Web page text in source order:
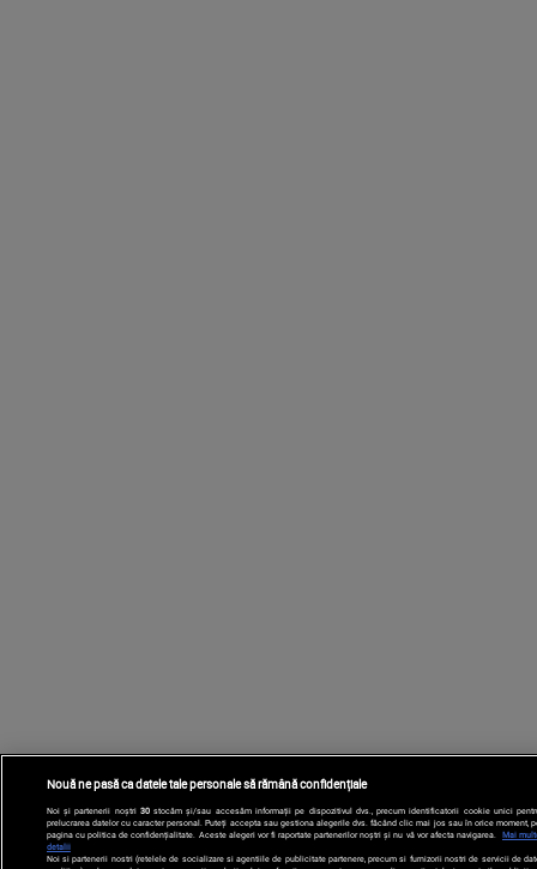
Nouă ne pasă ca datele tale personale să rămână confidențiale
Noi și partenerii noștri 30stocăm și/sau accesăm informații pe dispozitivul dvs., precum identificatorii cookie unici
prelucrarea datelor cu caracter personal. Puteți accepta sau gestiona alegerile dvs. făcând clic mai jos sau în orice moment,
pagina cu politica de confidențialitate. Aceste alegeri vor fi raportate partenerilor noștri și nu vă vor afecta navigarea.
Mai
detalii
Noi si partenerii nostri (retelele de socializare si agentiile de publicitate partenere, precum si furnizorii nostri de servicii de